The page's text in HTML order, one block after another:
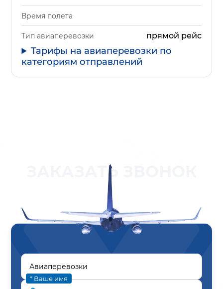
Время полета
Тип авиаперевозки прямой рейс
Тарифы на авиаперевозки по
категориям отправлений
ЗАКАЗАТЬ ЗВОНОК
* Ваше имя